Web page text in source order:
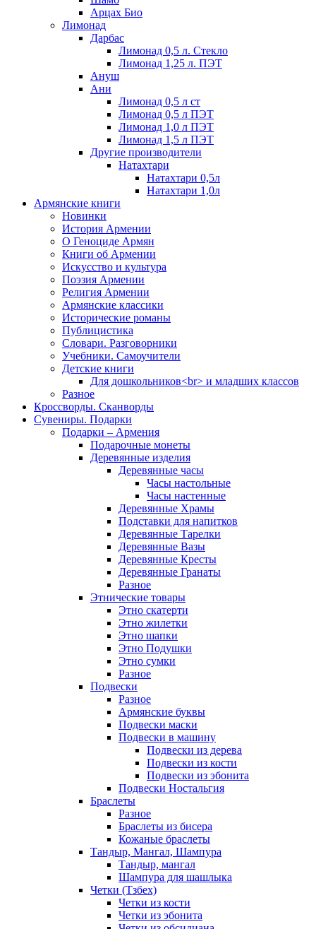
Арцах Био
Лимонад
Дарбас
Лимонад 0,5 л. Стекло
Лимонад 1,25 л. ПЭТ
Ануш
Ани
Лимонад 0,5 л ст
Лимонад 0,5 л ПЭТ
Лимонад 1,0 л ПЭТ
Лимонад 1,5 л ПЭТ
Другие производители
Натахтари
Натахтари 0,5л
Натахтари 1,0л
Армянские книги
Новинки
История Армении
О Геноциде Армян
Книги об Армении
Иcкусство и культура
Поэзия Армении
Религия Армении
Армянские классики
Исторические романы
Публицистика
Словари. Разговорники
Учебники. Самоучители
Детские книги
Для дошкольников<br> и младших классов
Разное
Кроссворды. Сканворды
Сувениры. Подарки
Подарки – Армения
Подарочные монеты
Деревянные изделия
Деревянные часы
Часы настольные
Часы настенные
Деревянные Храмы
Подставки для напитков
Деревянные Тарелки
Деревянные Вазы
Деревянные Кресты
Деревянные Гранаты
Разное
Этнические товары
Этно скатерти
Этно жилетки
Этно шапки
Этно Подушки
Этно сумки
Разное
Подвески
Разное
Армянские буквы
Подвески маски
Подвески в машину
Подвески из дерева
Подвески из кости
Подвески из эбонита
Подвески Ностальгия
Браслеты
Разное
Браслеты из бисера
Кожаные браслеты
Тандыр, Мангал, Шампура
Тандыр, мангал
Шампура для шашлыка
Четки (Тзбех)
Четки из кости
Четки из эбонита